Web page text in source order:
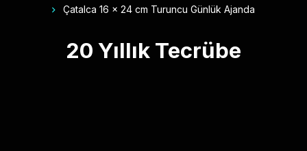
Çatalca 16 x 24 cm Turuncu Günlük Ajanda
20 Yıllık Tecrübe